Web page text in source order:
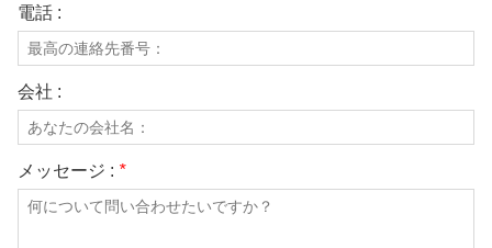
電話 :
会社 :
メッセージ : *